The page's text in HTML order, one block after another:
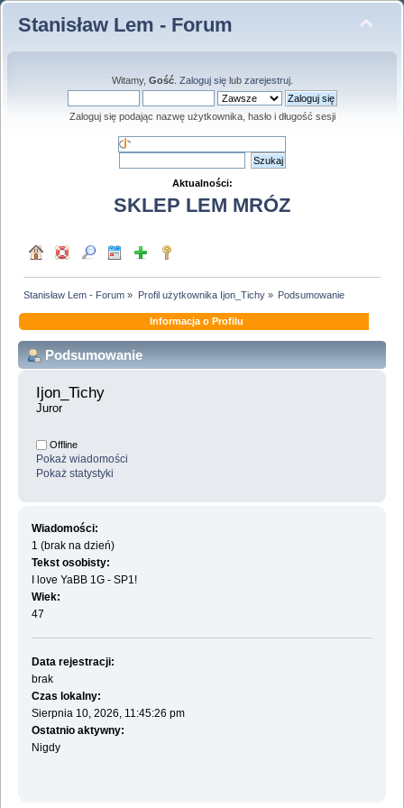
Stanisław Lem - Forum
Witamy, Gość. Zaloguj sięlub zarejestruj.
Zaloguj się podając nazwę użytkownika, hasło i długość sesji
Aktualności:
SKLEP LEM MRÓZ
Stanisław Lem - Forum » Profil użytkownika Ijon_Tichy» Podsumowanie
Informacja o Profilu
Podsumowanie
Ijon_Tichy
Juror
Offline
Pokaż wiadomości
Pokaż statystyki
Wiadomości:
1 (brak na dzień)
Tekst osobisty:
I love YaBB 1G - SP1!
Wiek:
47
Data rejestracji:
brak
Czas lokalny:
Sierpnia 10, 2026, 11:45:26 pm
Ostatnio aktywny:
Nigdy